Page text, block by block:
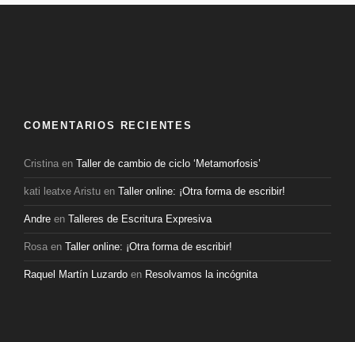
COMENTARIOS RECIENTES
Cristina en Taller de cambio de ciclo ‘Metamorfosis’
kati leatxe Aristu en Taller online: ¡Otra forma de escribir!
Andre en Talleres de Escritura Expresiva
Rosa en Taller online: ¡Otra forma de escribir!
Raquel Martín Luzardo en Resolvamos la incógnita